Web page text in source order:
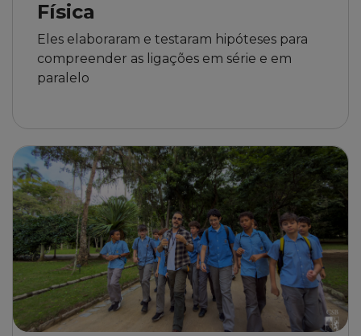
Física
Eles elaboraram e testaram hipóteses para
compreender as ligações em série e em
paralelo